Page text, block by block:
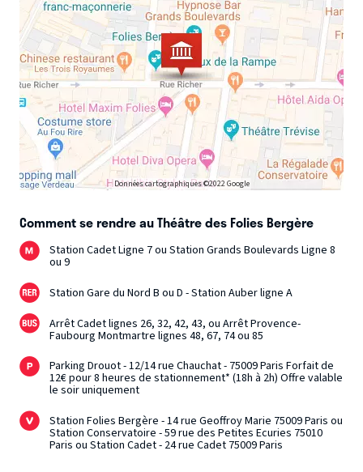
Données cartographiques ©2022 Google
Comment se rendre au Théâtre des Folies Bergère
Station Cadet Ligne 7 ou Station Grands Boulevards Ligne 8
ou 9
Station Gare du Nord B ou D - Station Auber ligne A
Arrêt Cadet lignes 26, 32, 42, 43, ou Arrêt Provence-
Faubourg Montmartre lignes 48, 67, 74 ou 85
Parking Drouot - 12/14 rue Chauchat - 75009 Paris Forfait de
12€ pour 8 heures de stationnement* (18h à 2h) Offre valable
le soir uniquement
Station Folies Bergère - 14 rue Geoffroy Marie 75009 Paris ou
Station Conservatoire - 59 rue des Petites Ecuries 75010
Paris ou Station Cadet - 24 rue Cadet 75009 Paris